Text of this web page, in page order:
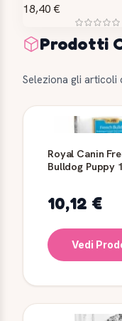
18,40 €
Prodotti
Seleziona gli
Royal Canin
Bulldog Puppy
10,12 €
Vedi